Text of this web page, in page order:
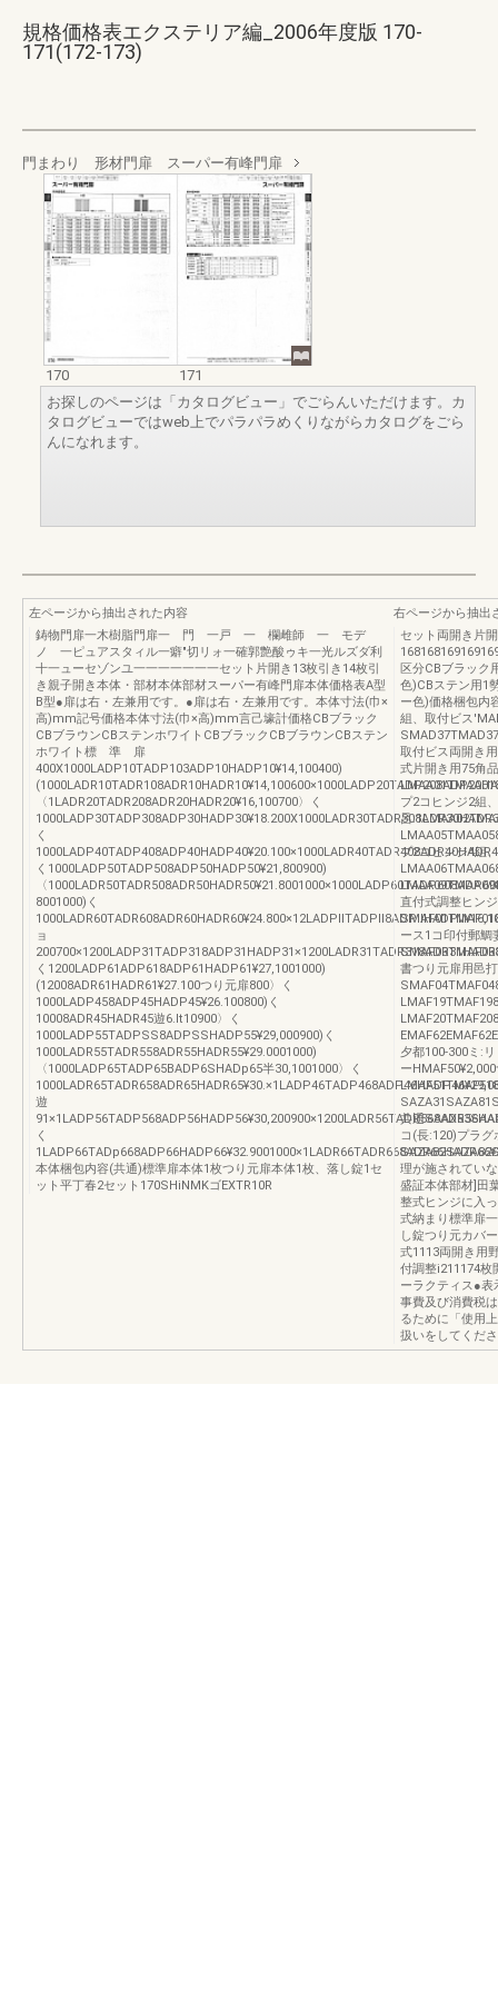
規格価格表エクステリア編_2006年度版 170-
171(172-173)
門まわり 形材門扉 スーパー有峰門扉
170
171
お探しのページは「カタログビュー」でごらんいただけます。カ
タログビューではweb上でパラパラめくりながらカタログをごら
んになれます。
左ページから抽出された内容
鋳物門扉一木樹脂門扉一 門 一戸 一 欄雌師 一 モデ
ノ 一ピュアスタィル一癖″切リォ一確郭艶酸ゥキ一光ルズダ利
十一ューセゾンユ一一一一一一一セット片開き13枚引き14枚引
き親子開き本体・部材本体部材スーパー有峰門扉本体価格表A型
B型●扉は右・左兼用です。●扉は右・左兼用です。本体寸法(巾×
高)mm記号価格本体寸法(巾×高)mm言己壕計価格CBブラック
CBブラウンCBステンホワイトCBブラックCBブラウンCBステン
ホワイト標 準 扉
400X1000LADP10TADP103ADP10HADP10¥14,100400)
〈1LADR20TADR208ADR20HADR20¥16,100700〉く
く
く1000LADP50TADP508ADP50HADP50¥21,800900)
〈
8001000)く
ョ
く1200LADP61ADP618ADP61HADP61¥27,1001000)
(12008ADR61HADR61¥27.100つり元扉800〉く
1000LADP458ADP45HADP45¥26.100800)く
10008ADR45HADR45遊6.lt10900〉く
1000LADP55TADPSS8ADPSSHADP55¥29,000900)く
1000LADR55TADR558ADR55HADR55¥29.0001000)
〈1000LADP65TADP65BADP6SHADp65半30,1001000〉く
遊
く
本体梱包内容(共通)標準扉本体1枚つり元扉本体1枚、落し錠1セ
ット平丁春2セット170SHiNMKゴEXTR10R
右ページから抽出
セット両開き片
区分CBブラック
色)CBステン用1
ー色)価格梱包内
組、取付ビス
取付ビス両開き
式片開き用75角
プ2コヒンジ2組
呂
プ2コヒンジ4組
直付式調整ヒン
ース1コ印付郵鯛
書つり元扉用邑
夕都100-300ミ:
ー
共通
コ(長:120)プラ
理が施されてい
盛証本体部材]田
整式ヒンジに入
式納まり標準扉
し錠つり元カバ
式1113両開き用
付調整i211174枚
ーラクティス●表
事費及び消費税
るために「使用
扱いをしてくだ